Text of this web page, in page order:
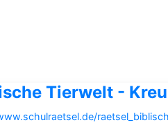
Tierwelt -